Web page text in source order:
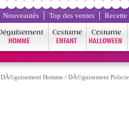
Nouveautés Top des ventes
DÃ©guisement Homme / DÃ©guisement